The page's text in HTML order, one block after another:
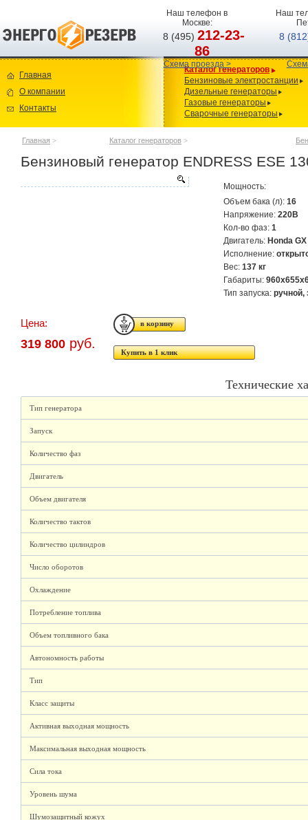
Наш телефон в
Москве:
8 (495)212-23-
86
Схема проезда >
Наш
8
Главная
О компании
Контакты
Каталог генераторов
Бензиновые электростанции
Дизельные генераторы
Газовые генераторы
Сварочные генераторы
Главная > Каталог генераторов >
Бензиновый генератор ENDRESS ESE
Мощность:
Объем бака (л): 16
Напряжение: 220В
Кол-во фаз: 1
Двигатель: Honda
Исполнение:
Вес: 137 кг
Габариты:
Тип запуска: ручной,
Цена:
319 800 руб.
Купить в 1 клик
Технические
Тип генератора
Запуск
Количество фаз
Двигатель
Объем двигателя
Количество тактов
Количество цилиндров
Число оборотов
Охлаждение
Потребление топлива
Объем топливного бака
Автономность работы
Тип
Класс защиты
Активная выходная мощность
Максимальная выходная мощность
Сила тока
Уровень шума
Шумозащитный кожух